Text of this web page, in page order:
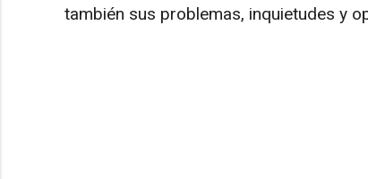
también sus problemas, inquietudes y